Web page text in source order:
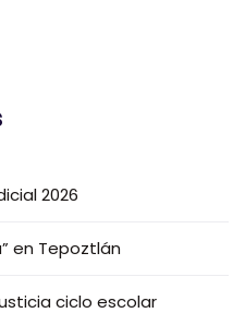
2026
en Tepoztlán
ciclo escolar